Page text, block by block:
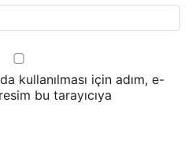
kullanılması için adım, e-
bu tarayıcıya